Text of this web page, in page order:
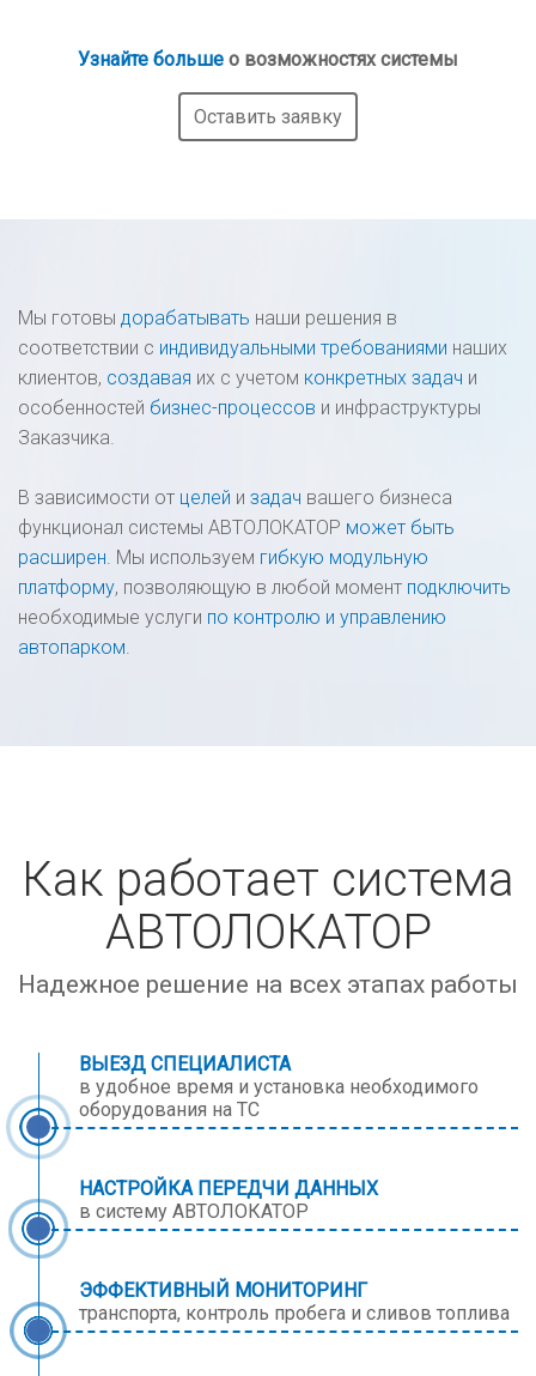
Узнайте больше о возможностях системы
Оставить заявку
Мы готовы дорабатывать наши решения в
соответствии с индивидуальными требованиями наших
клиентов, создавая их с учетом конкретных задач и
особенностей бизнес-процессов и инфраструктуры
Заказчика.
В зависимости от целей и задач вашего бизнеса
функционал системы АВТОЛОКАТОР может быть
расширен . Мы используем гибкую модульную
платформу, позволяющую в любой момент подключить
необходимые услуги по контролю и управлению
автопарком
Как работает система
АВТОЛОКАТОР
Надежное решение на всех этапах работы
ВЫЕЗД СПЕЦИАЛИСТА
в удобное время и установка необходимого
оборудования на ТС
НАСТРОЙКА ПЕРЕДЧИ ДАННЫХ
в систему АВТОЛОКАТОР
ЭФФЕКТИВНЫЙ МОНИТОРИНГ
транспорта, контроль пробега и сливов топлива